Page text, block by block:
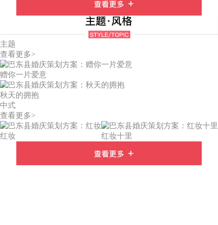
主题
查看更多>
赠你一片爱意
秋天的拥抱
中式
查看更多>
红妆 红妆十里